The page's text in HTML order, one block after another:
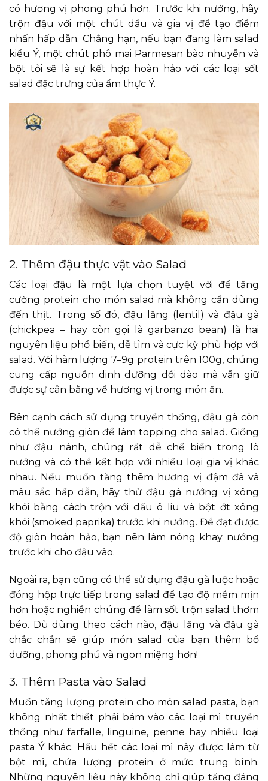
có hương vị phong phú hơn. Trước khi nướng, hãy
trộn đậu với một chút dầu và gia vị để tạo điểm
nhấn hấp dẫn. Chẳng hạn, nếu bạn đang làm salad
kiểu Ý, một chút phô mai Parmesan bào nhuyễn và
bột tỏi sẽ là sự kết hợp hoàn hảo với các loại sốt
salad đặc trưng của ẩm thực Ý.
2. Thêm đậu thực vật vào Salad
Các loại đậu là một lựa chọn tuyệt vời để tăng
cường protein cho món salad mà không cần dùng
đến thịt. Trong số đó, đậu lăng (lentil) và đậu gà
(chickpea – hay còn gọi là garbanzo bean) là hai
nguyên liệu phổ biến, dễ tìm và cực kỳ phù hợp với
salad. Với hàm lượng 7–9g protein trên 100g, chúng
cung cấp nguồn dinh dưỡng dồi dào mà vẫn giữ
được sự cân bằng về hương vị trong món ăn.
Bên cạnh cách sử dụng truyền thống, đậu gà còn
có thể nướng giòn để làm topping cho salad. Giống
như đậu nành, chúng rất dễ chế biến trong lò
nướng và có thể kết hợp với nhiều loại gia vị khác
nhau. Nếu muốn tăng thêm hương vị đậm đà và
màu sắc hấp dẫn, hãy thử đậu gà nướng vị xông
khói bằng cách trộn với dầu ô liu và bột ớt xông
khói (smoked paprika) trước khi nướng. Để đạt được
độ giòn hoàn hảo, bạn nên làm nóng khay nướng
trước khi cho đậu vào.
Ngoài ra, bạn cũng có thể sử dụng đậu gà luộc hoặc
đóng hộp trực tiếp trong salad để tạo độ mềm mịn
hơn hoặc nghiền chúng để làm sốt trộn salad thơm
béo. Dù dùng theo cách nào, đậu lăng và đậu gà
chắc chắn sẽ giúp món salad của bạn thêm bổ
dưỡng, phong phú và ngon miệng hơn!
3. Thêm Pasta vào Salad
Muốn tăng lượng protein cho món salad pasta, bạn
không nhất thiết phải bám vào các loại mì truyền
thống như farfalle, linguine, penne hay nhiều loại
pasta Ý khác. Hầu hết các loại mì này được làm từ
bột mì, chứa lượng protein ở mức trung bình.
Những nguyên liệu này không chỉ giúp tăng đáng